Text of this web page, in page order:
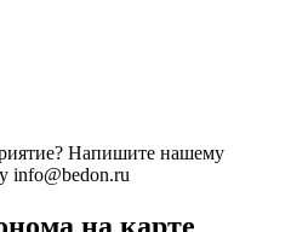
Напишите нашему
info@bedon.ru
на карте